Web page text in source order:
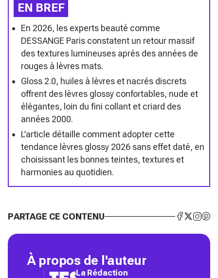
EN BREF
En 2026, les experts beauté comme
DESSANGE Paris constatent un retour massif
des textures lumineuses après des années de
rouges à lèvres mats.
Gloss 2.0, huiles à lèvres et nacrés discrets
offrent des lèvres glossy confortables, nude et
élégantes, loin du fini collant et criard des
années 2000.
L’article détaille comment adopter cette
tendance lèvres glossy 2026 sans effet daté, en
choisissant les bonnes teintes, textures et
harmonies au quotidien.
PARTAGE CE CONTENU
À propos de l'auteur
La Rédaction